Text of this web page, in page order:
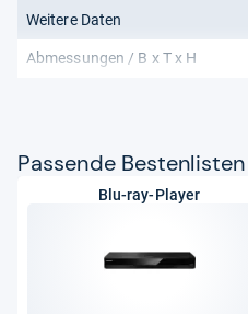
Weitere Daten
Abmessungen / B x T x H
Pas­sende Bes­ten­lis­ten
Blu-ray-Player